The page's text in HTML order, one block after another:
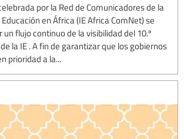
por la Red de Comunicadores de la
en África (IE Africa ComNet) se
flujo continuo de la visibilidad del 10.º
la IE . A fin de garantizar que los gobiernos
prioridad a la...